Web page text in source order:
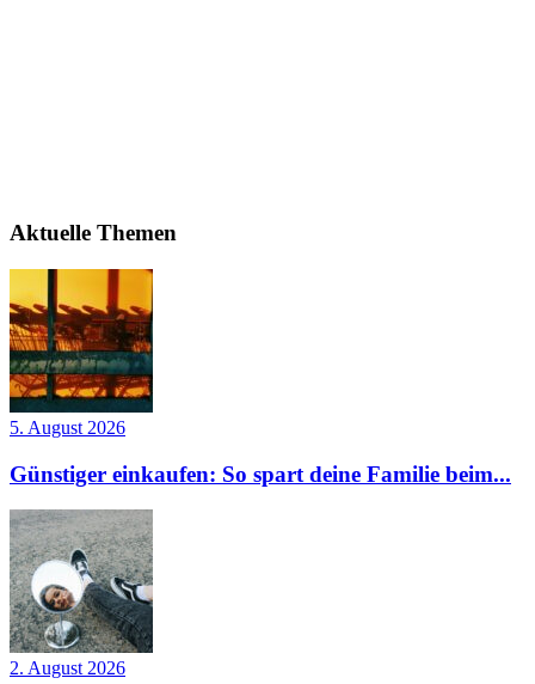
Aktuelle Themen
5. August 2026
Günstiger einkaufen: So spart deine Familie beim...
2. August 2026